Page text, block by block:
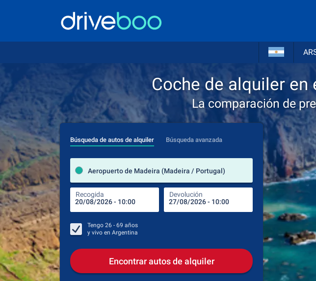
Coche de alquiler
La comparación de
Búsqueda de autos de alquiler Búsqueda avanzada
Aeropuerto de Madeira (Madeira / Portugal)
Recogida Devolución
lugar de alquiler
Lugar de devolución
Recogida
Tengo 26 - 69 años
y vivo en Argentina
Encontrar autos de alquiler